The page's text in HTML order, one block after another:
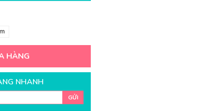
HÀNG
NHANH
GỬI